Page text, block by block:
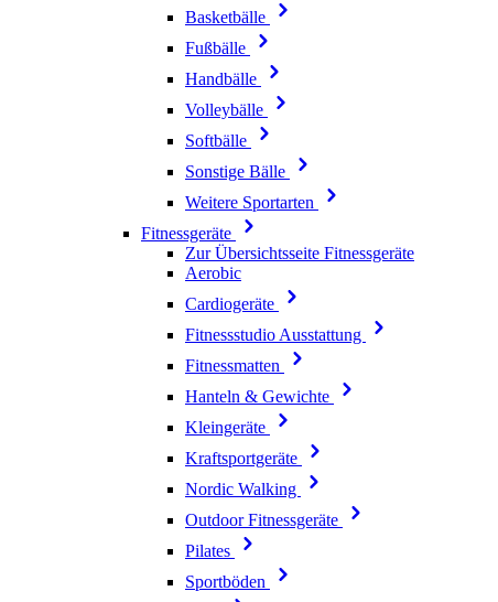
Basketbälle
Fußbälle
Handbälle
Volleybälle
Softbälle
Sonstige Bälle
Weitere Sportarten
Fitnessgeräte
Zur Übersichtsseite Fitnessgeräte
Aerobic
Cardiogeräte
Fitnessstudio Ausstattung
Fitnessmatten
Hanteln & Gewichte
Kleingeräte
Kraftsportgeräte
Nordic Walking
Outdoor Fitnessgeräte
Pilates
Sportböden